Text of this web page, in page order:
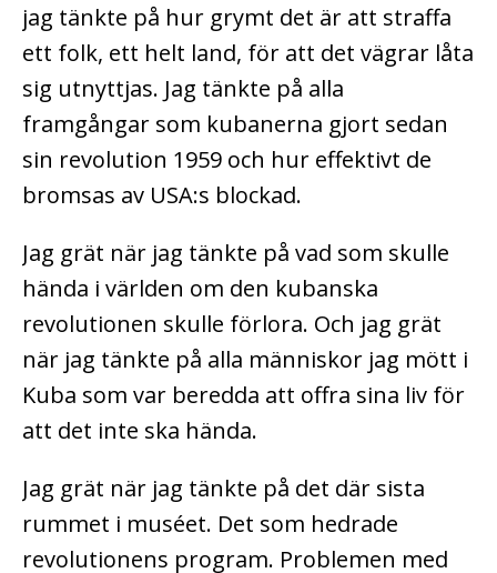
jag tänkte på hur grymt det är att straffa
ett folk, ett helt land, för att det vägrar låta
sig utnyttjas. Jag tänkte på alla
framgångar som kubanerna gjort sedan
sin revolution 1959 och hur effektivt de
bromsas av USA:s blockad.
Jag grät när jag tänkte på vad som skulle
hända i världen om den kubanska
revolutionen skulle förlora. Och jag grät
när jag tänkte på alla människor jag mött i
Kuba som var beredda att offra sina liv för
att det inte ska hända.
Jag grät när jag tänkte på det där sista
rummet i muséet. Det som hedrade
revolutionens program. Problemen med